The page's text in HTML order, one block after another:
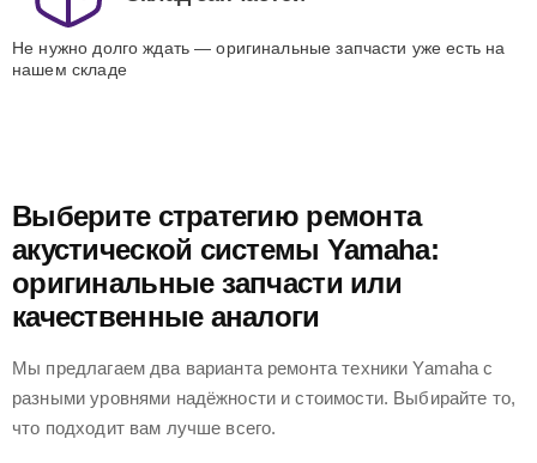
Не нужно долго ждать — оригинальные запчасти уже есть на
нашем складе
Выберите стратегию ремонта
акустической системы Yamaha:
оригинальные запчасти или
качественные аналоги
Мы предлагаем два варианта ремонта техники Yamaha с
разными уровнями надёжности и стоимости. Выбирайте то,
что подходит вам лучше всего.